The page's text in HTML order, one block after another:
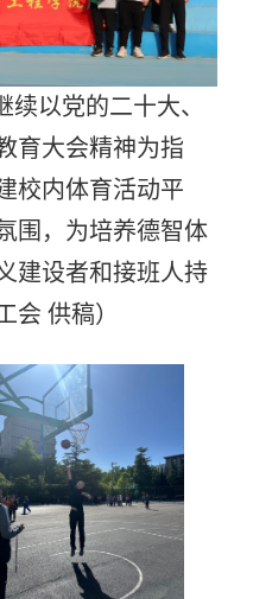
以党的二十大、
育大会精神为指
校内体育活动平
围，为培养德智体
建设者和接班人持
会 供稿）